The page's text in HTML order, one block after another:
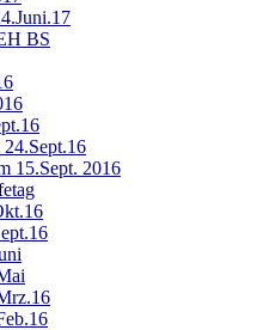
BS
15.Sept. 2016